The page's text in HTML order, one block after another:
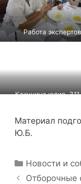
Работа
Какунина юлия, 311
Материал
Ю.Б.
Рубрики
Новости и
Отборочные